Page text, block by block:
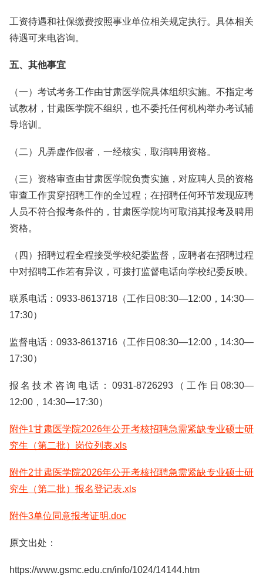
工资待遇和社保缴费按照事业单位相关规定执行。具体相关
待遇可来电咨询。
五、其他事宜
（一）考试考务工作由甘肃医学院具体组织实施。不指定考
试教材，甘肃医学院不组织，也不委托任何机构举办考试辅
导培训。
（二）凡弄虚作假者，一经核实，取消聘用资格。
（三）资格审查由甘肃医学院负责实施，对应聘人员的资格
审查工作贯穿招聘工作的全过程；在招聘任何环节发现应聘
人员不符合报考条件的，甘肃医学院均可取消其报考及聘用
资格。
（四）招聘过程全程接受学校纪委监督，应聘者在招聘过程
中对招聘工作若有异议，可拨打监督电话向学校纪委反映。
联系电话：0933-8613718（工作日08:30—12:00，14:30—
17:30）
监督电话：0933-8613716（工作日08:30—12:00，14:30—
17:30）
报名技术咨询电话：0931-8726293（工作日08:30—
12:00，14:30—17:30）
附件1甘肃医学院2026年公开考核招聘急需紧缺专业硕士研
究生（第二批）岗位列表.xls
附件2甘肃医学院2026年公开考核招聘急需紧缺专业硕士研
究生（第二批）报名登记表.xls
附件3单位同意报考证明.doc
原文出处：
https://www.gsmc.edu.cn/info/1024/14144.htm